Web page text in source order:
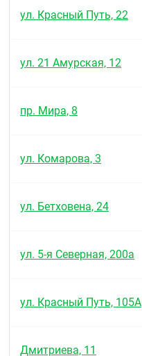
ул. Красный Путь, 22
ул. 21 Амурская, 12
пр. Мира, 8
ул. Комарова, 3
ул. Бетховена, 24
ул. 5-я Северная, 200а
ул. Красный Путь, 105А
Дмитриева, 11